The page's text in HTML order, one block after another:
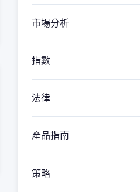
市場分析
指數
法律
產品指南
策略